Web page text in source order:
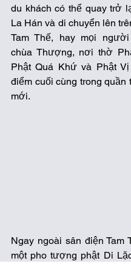
du khách có thể quay trở
La Hán và di chuyển lên
Tam Thế, hay mọi
chùa Thượng, nơi thờ
Phật Quá Khứ và Phật
điểm cuối cùng trong quần
mới.
Ngay ngoài sân điện Tam
một pho tượng phật Di